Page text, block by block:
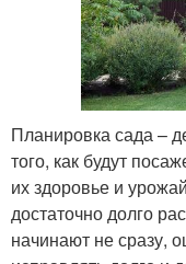
Планировка сада –
того, как будут
их здоровье и
достаточно долго
начинают не сразу,